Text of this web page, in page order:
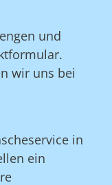
und
wir uns bei
in
ein